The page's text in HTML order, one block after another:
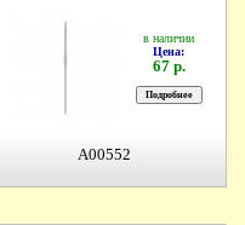
в наличии
Цена:
67 р.
A00552